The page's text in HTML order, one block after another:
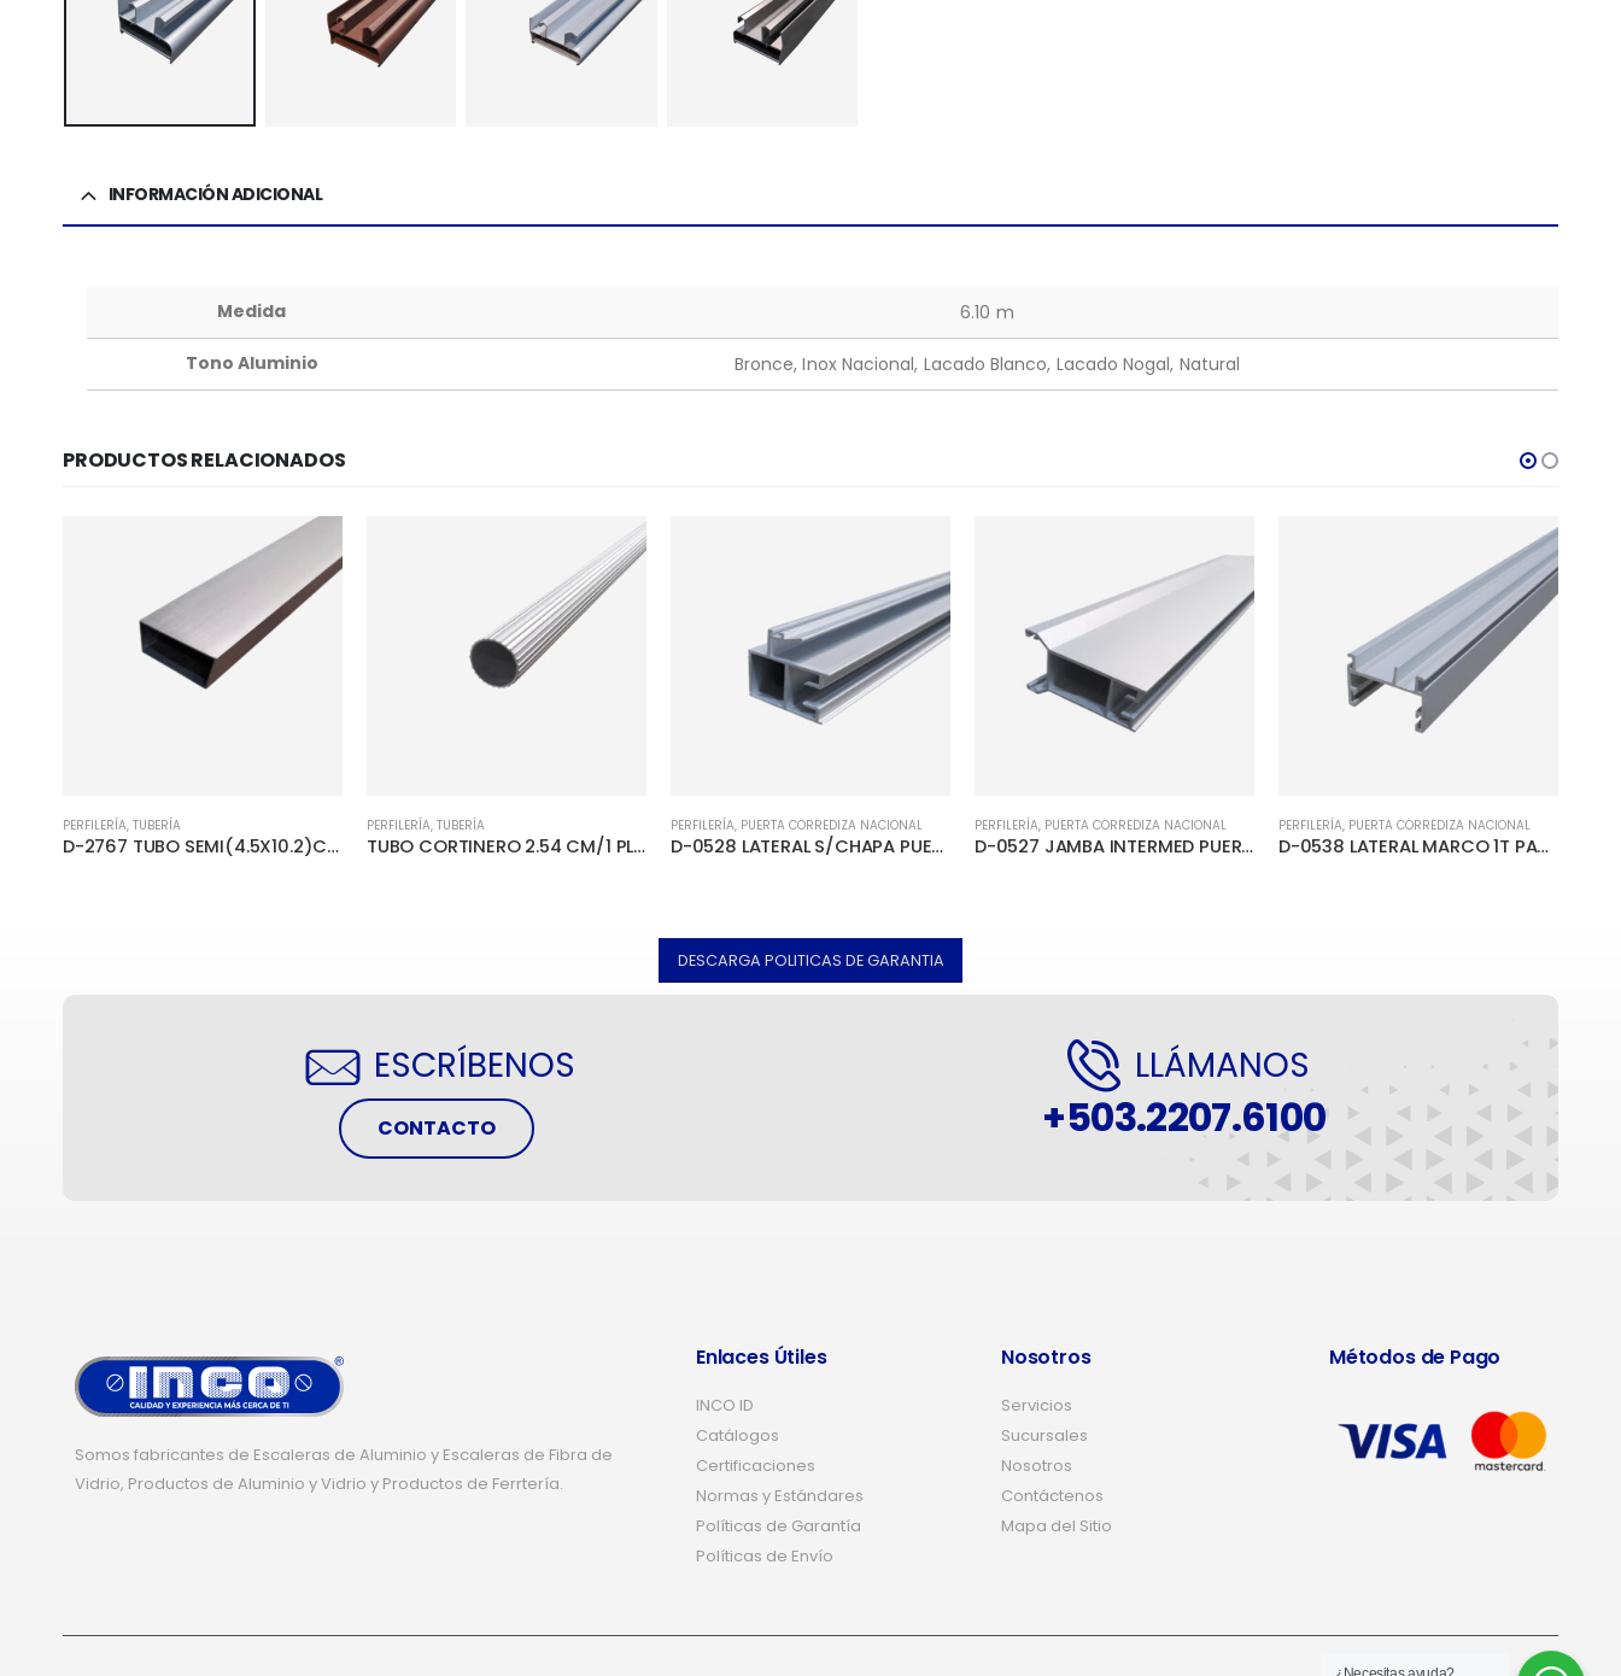
INFORMACIÓN ADICIONAL
Medida 6.10 m
Tono Aluminio Bronce, Inox Nacional, Lacado Blanco, Lacado Nogal, Natural
PRODUCTOS RELACIONADOS
PERFILERÍA, TUBERÍA
D-2767 TUBO SEMI(4.5X10.2)CM A/BR 1.65MM
PERFILERÍA, TUBERÍA
TUBO CORTINERO 2.54 CM/1 PLG
PERFILERÍA, PUERTA CORREDIZA NACIONAL
D-0528 LATERAL S/CHAPA PUERTA CORREDIZA
PERFILERÍA, PUERTA CORREDIZA NACIONAL
D-0527 JAMBA INTERMED PUERTA CORREDIZA
PERFILERÍA, PUERTA CORREDIZA NACIONAL
D-0538 LATERAL MARCO 1T PARA PUERTA CORREDIZA
DESCARGA POLITICAS DE GARANTIA
ESCRÍBENOS
CONTACTO
LLÁMANOS
+503.2207.6100
Somos fabricantes de Escaleras de Aluminio y Escaleras de Fibra de
Vidrio, Productos de Aluminio y Vidrio y Productos de Ferrtería.
Enlaces Útiles
INCO ID
Catálogos
Certificaciones
Normas y Estándares
Políticas de Garantía
Políticas de Envío
Nosotros
Servicios
Sucursales
Nosotros
Contáctenos
Mapa del Sitio
Métodos de Pago